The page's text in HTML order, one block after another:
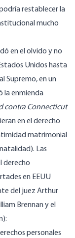
restablecer la
mucho
en el olvido y no
Unidos hasta
Supremo, en un
la enmienda
contra Connecticut
en el derecho
matrimonial
Las
derecho
en EEUU
del juez Arthur
Brennan y el
personales